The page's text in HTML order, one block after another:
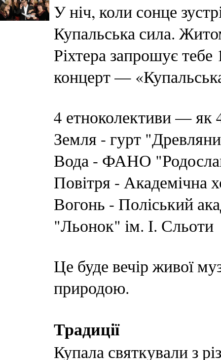
У ніч, коли сонце
Купальська сила.
Ріхтера запрошує
концерт —
4 етноколективи — як
Земля - гурт
Вода - ФАНО
Повітря - Академічна
Вогонь - Поліський
"Льонок" ім. І. Сльоти
Це буде вечір живої
природою.
Традиції
Купала святкували з